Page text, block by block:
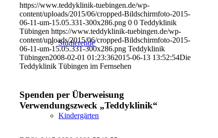
Studierende
Kindergärten
https://www.teddyklinik-tuebingen.de/wp-
content/uploads/2015/06/cropped-Bildschirmfoto-2015-
06-11-um-15.05.331-300x286.png 0 0 Teddyklinik
Tübingen https://www.teddyklinik-tuebingen.de/wp-
content/uploads/2015/06/cropped-Bildschirmfoto-2015-
06-11-um-15.05.331-300x286.png Teddyklinik
Tübingen2008-02-01 01:23:362015-06-13 13:52:54Die
Teddyklinik Tübingen im Fernsehen
Spenden per Überweisung
Verwendungszweck „Teddyklinik“